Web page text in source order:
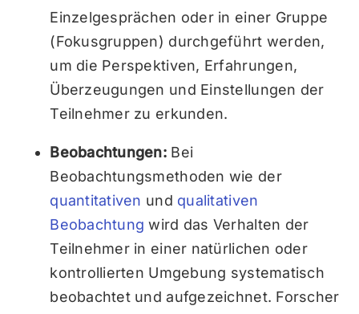
Einzelgesprächen oder in einer Gruppe
(Fokusgruppen) durchgeführt werden,
um die Perspektiven, Erfahrungen,
Überzeugungen und Einstellungen der
Teilnehmer zu erkunden.
Beobachtungen: Bei
Beobachtungsmethoden wie der
quantitativen und qualitativen
Beobachtung wird das Verhalten der
Teilnehmer in einer natürlichen oder
kontrollierten Umgebung systematisch
beobachtet und aufgezeichnet. Forscher